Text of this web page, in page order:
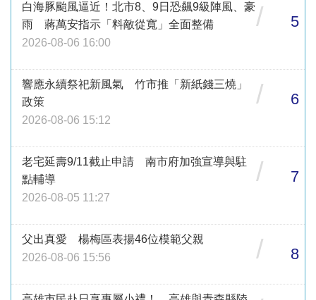
白海豚颱風逼近！北市8、9日恐飆9級陣風、豪
雨 蔣萬安指示「料敵從寬」全面整備
2026-08-06 16:00
/ 5
響應永續祭祀新風氣 竹市推「新紙錢三燒」
政策
2026-08-06 15:12
/ 6
老宅延壽9/11截止申請 南市府加強宣導與駐
點輔導
2026-08-05 11:27
/ 7
父出真愛 楊梅區表揚46位模範父親
2026-08-06 15:56
/ 8